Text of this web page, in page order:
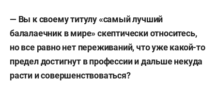
— Вы к своему титулу «самый лучший
балалаечник в мире» скептически относитесь,
но все равно нет переживаний, что уже какой-то
предел достигнут в профессии и дальше некуда
расти и совершенствоваться?